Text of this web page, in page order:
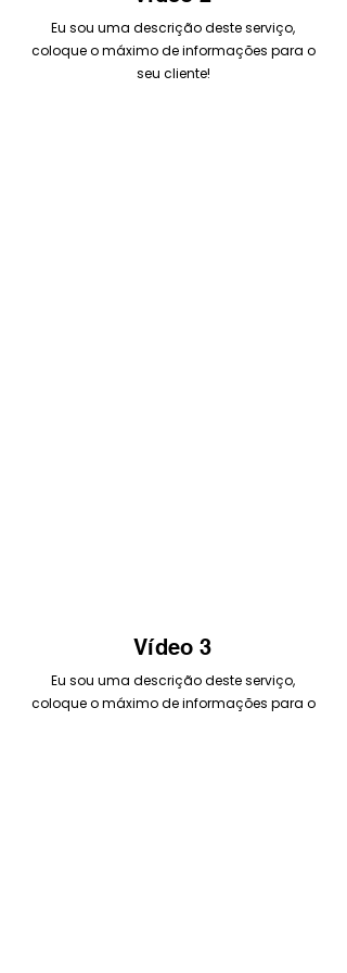
Eu sou uma descrição deste serviço,
coloque o máximo de informações para o
seu cliente!
Vídeo 3
Eu sou uma descrição deste serviço,
coloque o máximo de informações para o